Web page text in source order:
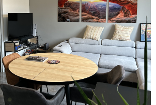
voir le
bien